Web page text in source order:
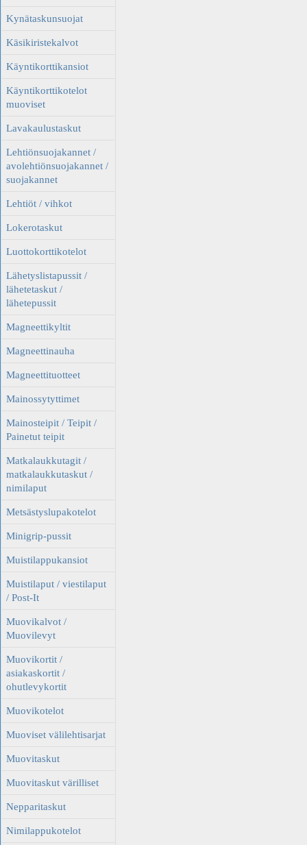
Kynätaskunsuojat
Käsikiristekalvot
Käyntikorttikansiot
Käyntikorttikotelot
muoviset
Lavakaulustaskut
Lehtiönsuojakannet /
avolehtiönsuojakannet /
suojakannet
Lehtiöt / vihkot
Lokerotaskut
Luottokorttikotelot
Lähetyslistapussit /
lähetetaskut /
lähetepussit
Magneettikyltit
Magneettinauha
Magneettituotteet
Mainossytyttimet
Mainosteipit / Teipit /
Painetut teipit
Matkalaukkutagit /
matkalaukkutaskut /
nimilaput
Metsästyslupakotelot
Minigrip-pussit
Muistilappukansiot
Muistilaput / viestilaput
/ Post-It
Muovikalvot /
Muovilevyt
Muovikortit /
asiakaskortit /
ohutlevykortit
Muovikotelot
Muoviset välilehtisarjat
Muovitaskut
Muovitaskut värilliset
Nepparitaskut
Nimilappukotelot